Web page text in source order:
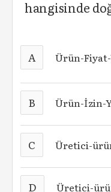
hangisinde
A Ürün-
B Ürün-İzin-
C Üretici-
D Üretici-